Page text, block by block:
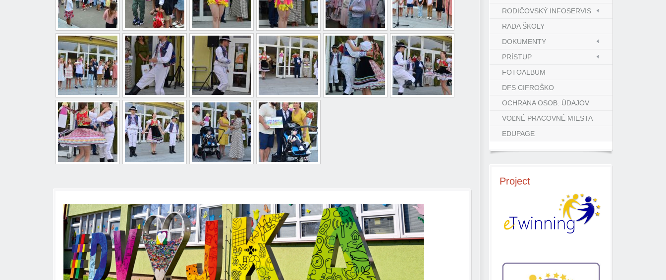
RODIČOVSKÝ INFOSERVIS
RADA ŠKOLY
DOKUMENTY
PRÍSTUP
FOTOALBUM
DFS CIFROŠKO
OCHRANA OSOB. ÚDAJOV
VOĽNÉ PRACOVNÉ MIESTA
EDUPAGE
Project